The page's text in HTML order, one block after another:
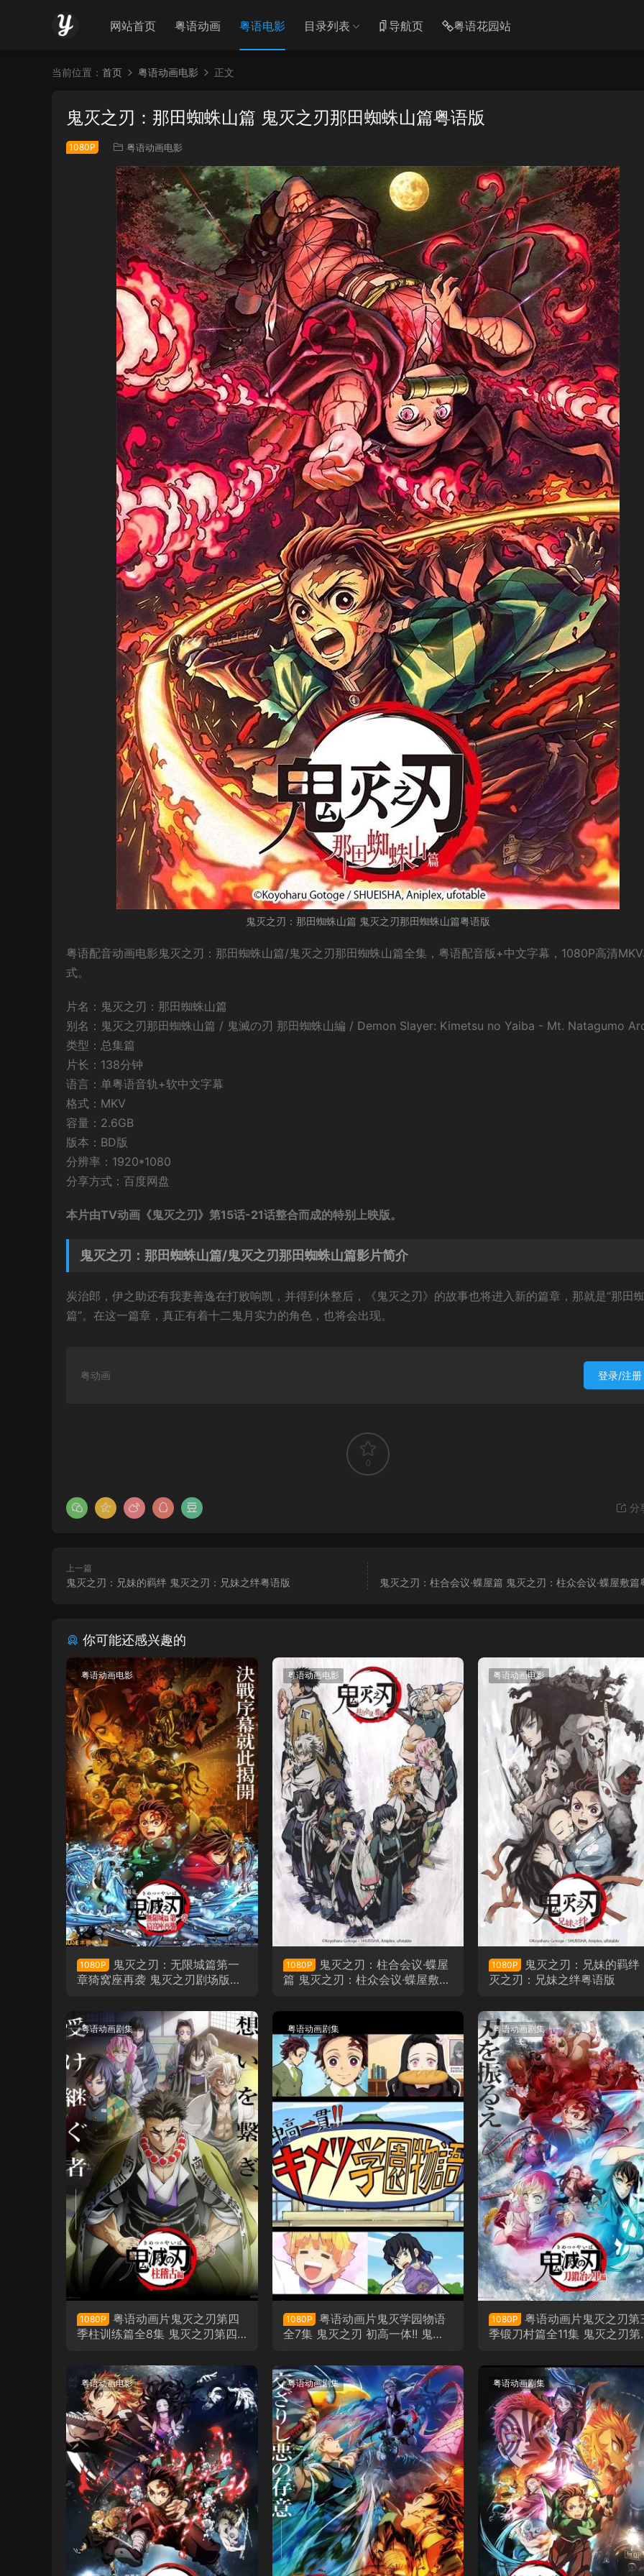
网站首页 粤语动画 粤语电影 目录列表 导航页 粤语花园站
当前位置： 首页 粤语动画电影 正文
鬼灭之刃：那田蜘蛛山篇 鬼灭之刃那田蜘蛛山篇粤语版
1080P 粤语动画电影
鬼灭之刃：那田蜘蛛山篇 鬼灭之刃那田蜘蛛山篇粤语版
粤语配音动画电影鬼灭之刃：那田蜘蛛山篇/鬼灭之刃那田蜘蛛山篇全集，粤语配音版+中文字幕，1080P高清
式。
片名：鬼灭之刃：那田蜘蛛山篇
别名：鬼灭之刃那田蜘蛛山篇 / 鬼滅の刃 那田蜘蛛山編 / Demon Slayer: Kimetsu no Yaiba - Mt. Natagumo
类型：总集篇
片长：138分钟
语言：单粤语音轨+软中文字幕
格式：MKV
容量：2.6GB
版本：BD版
分辨率：1920*1080
分享方式：百度网盘
本片由TV动画《鬼灭之刃》第15话-21话整合而成的特别上映版。
鬼灭之刃：那田蜘蛛山篇/鬼灭之刃那田蜘蛛山篇影片简介
炭治郎，伊之助还有我妻善逸在打败响凯，并得到休整后，《鬼灭之刃》的故事也将进入新的篇章，那就是“那田
篇”。在这一篇章，真正有着十二鬼月实力的角色，也将会出现。
粤动画 登录/注册
0
分
上一篇
鬼灭之刃：兄妹的羁绊 鬼灭之刃：兄妹之绊粤语版 鬼灭之刃：柱合会议·蝶屋篇 鬼灭之刃：柱众会议·蝶屋敷篇
你可能还感兴趣的
粤语动画电影
1080P
鬼灭之刃：无限城篇第一
章猗窝座再袭 鬼灭之刃剧场版无
粤语动画电影
1080P
鬼灭之刃：柱合会议·蝶屋
篇 鬼灭之刃：柱众会议·蝶屋敷篇
粤语动画电影
1080P
鬼灭之刃：兄妹的羁绊
灭之刃：兄妹之绊粤语版
粤语动画剧集
1080P
粤语动画片鬼灭之刃第四
季柱训练篇全8集 鬼灭之刃第四
粤语动画剧集
1080P
粤语动画片鬼灭学园物语
全7集 鬼灭之刃 初高一体!! 鬼灭
粤语动画剧集
1080P
粤语动画片鬼灭之刃第
季锻刀村篇全11集 鬼灭之刃第
粤语动画电影 粤语动画剧集 粤语动画剧集